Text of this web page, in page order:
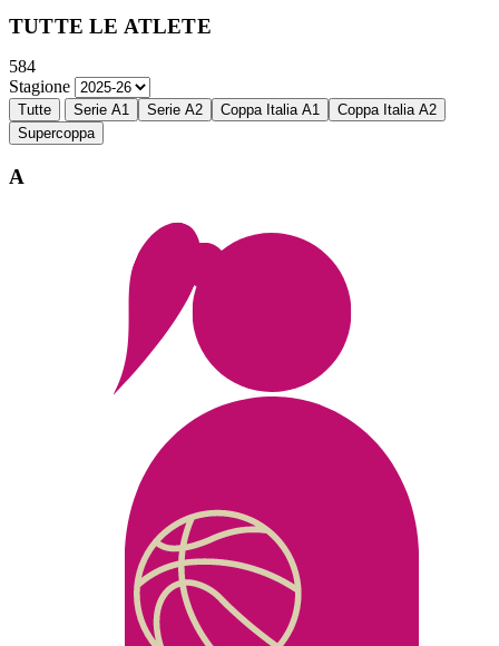
TUTTE LE ATLETE
584
Stagione
Tutte Serie A1 Serie A2 Coppa Italia A1
Coppa Italia A2
Supercoppa
A